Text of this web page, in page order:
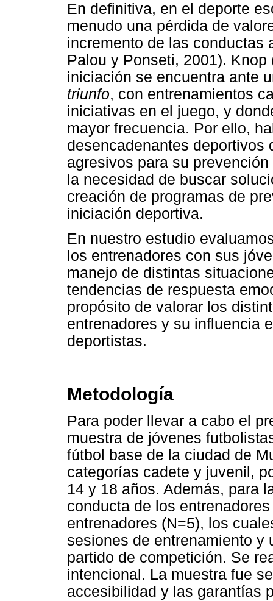
En definitiva, en el deporte
menudo una pérdida de
incremento de las conductas
Palou y Ponseti, 2001).
iniciación se encuentra ante
triunfo, con entrenamientos
iniciativas en el juego, y
mayor frecuencia. Por ello,
desencadenantes deportivos
agresivos para su
la necesidad de buscar
creación de programas de
iniciación deportiva.
En nuestro estudio
los entrenadores con sus
manejo de distintas
tendencias de respuesta
propósito de valorar los
entrenadores y su influencia
deportistas.
Metodología
Para poder llevar a cabo el
muestra de jóvenes
fútbol base de la ciudad de
categorías cadete y juvenil,
14 y 18 años. Además, para
conducta de los
entrenadores (N=5), los
sesiones de entrenamiento y
partido de competición. Se
intencional. La muestra fue
accesibilidad y las garantías